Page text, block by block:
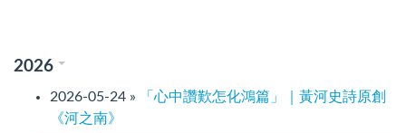
2026
2026-05-24 »
「心中讚歎怎化鴻篇」｜黃河史詩原創
《河之南》